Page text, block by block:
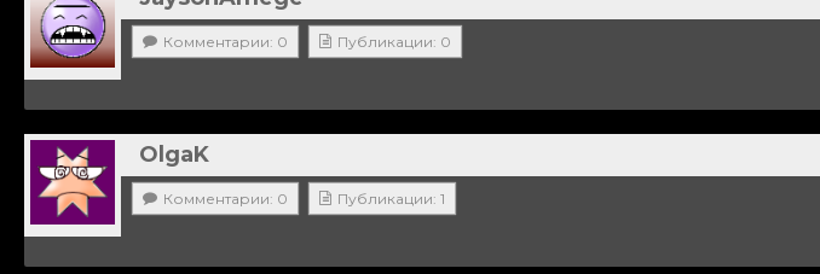
Комментарии: 0 Публикации: 0
OlgaK
Комментарии: 0 Публикации: 1